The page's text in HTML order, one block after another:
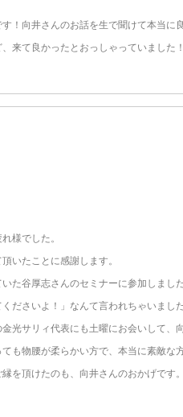
！向井さんのお話を生で聞けて本当
来て良かったとおっしゃっていました
様でした。
いたことに感謝します。
た谷厚志さんのセミナーに参加しま
ださいよ！」なんて言われちゃいまし
光サリィ代表にも土曜にお会いして
も物腰が柔らかい方で、本当に素敵な方
を頂けたのも、向井さんのおかげで